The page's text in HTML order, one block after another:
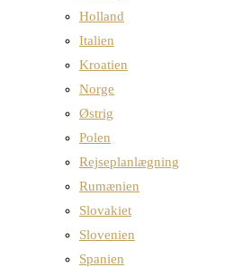
Holland
Italien
Kroatien
Norge
Østrig
Polen
Rejseplanlægning
Rumænien
Slovakiet
Slovenien
Spanien